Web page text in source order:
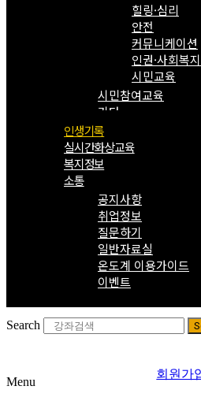
힐링·심리
안전
커뮤니케이션
인권·사회복지
시민교육
시민참여교육
기타
인생기록
실시간화상교육
복지정보
소통
공지사항
취업정보
질문하기
일반자료실
온도계 이용가이드
이벤트
Search
회원가
Menu